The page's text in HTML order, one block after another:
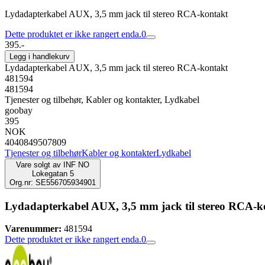
Lydadapterkabel AUX, 3,5 mm jack til stereo RCA-kontakt
Dette produktet er ikke rangert enda.0
395.-
Legg i handlekurv
Lydadapterkabel AUX, 3,5 mm jack til stereo RCA-kontakt
481594
481594
Tjenester og tilbehør, Kabler og kontakter, Lydkabel
goobay
395
NOK
4040849507809
Tjenester og tilbehørKabler og kontakterLydkabel
Vare solgt av
INF NO
Lokegatan 5
Org.nr: SE556705934901
Lydadapterkabel AUX, 3,5 mm jack til stereo RCA-
Varenummer: 481594
Dette produktet er ikke rangert enda.0